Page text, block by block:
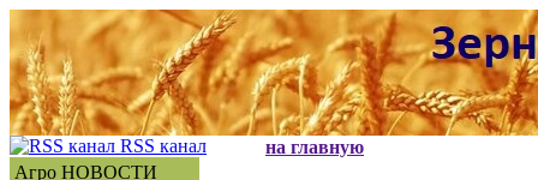
RSS канал
Агро НОВОСТИ
на главную